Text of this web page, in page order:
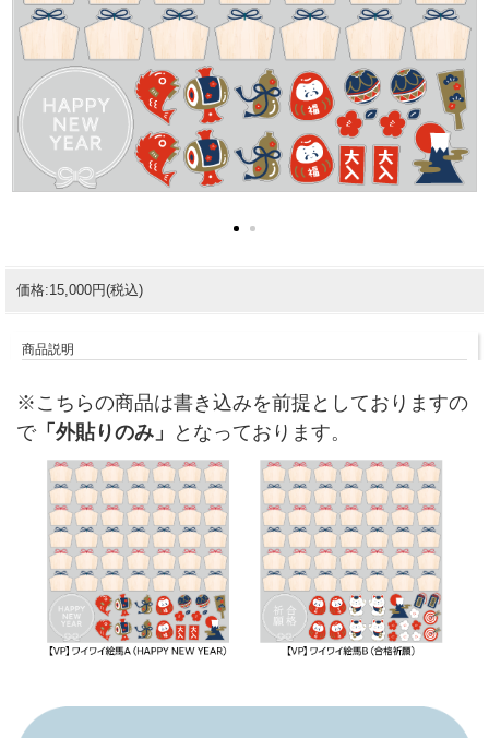
価格:15,000円(税込)
商品説明
※こちらの商品は書き込みを前提としておりますの
で「外貼りのみ」 となっております。